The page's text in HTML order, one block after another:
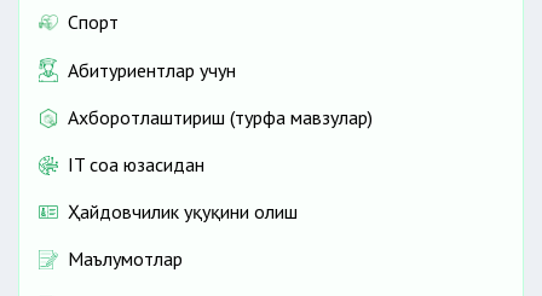
Спорт
Абитуриентлар учун
Ахборотлаштириш (турфа мавзулар)
IT соҳа юзасидан
Ҳайдовчилик ҳуқуқини олиш
Маълумотлар